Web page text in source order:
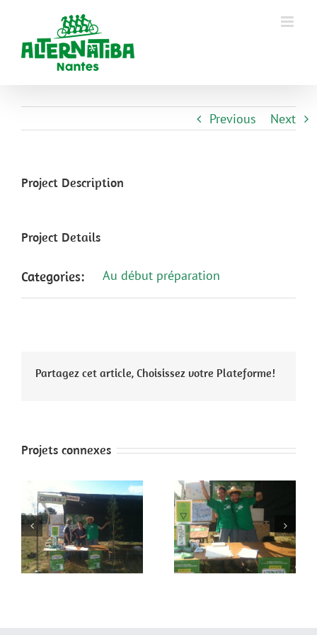
Previous Next
Project Description
Project Details
Categories: Au début préparation
Partagez cet article, Choisissez votre Plateforme!
Projets connexes
Faites de la paix 1 Paris 4